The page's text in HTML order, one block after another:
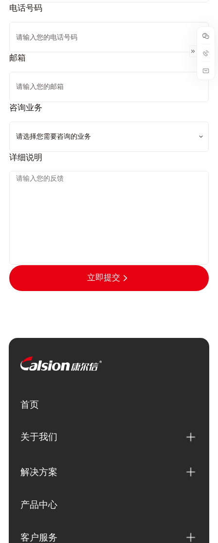
电话号码
邮箱
咨询业务
详细说明
立即提交
首页
关于我们
解决方案
产品中心
客户服务